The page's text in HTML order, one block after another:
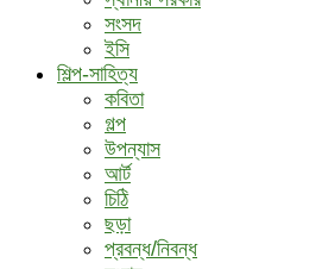
সংসদ
ইসি
শিল্প-সাহিত্য
কবিতা
গল্প
উপন্যাস
আর্ট
চিঠি
ছড়া
প্রবন্ধ/নিবন্ধ